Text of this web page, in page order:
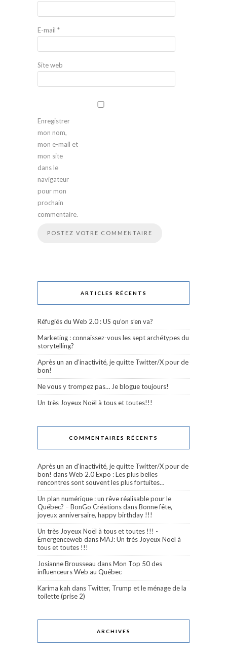
E-mail *
Site web
Enregistrer
mon nom,
mon e-mail et
mon site
dans le
navigateur
pour mon
prochain
commentaire.
ARTICLES RÉCENTS
Réfugiés du Web 2.0 : US qu’on s’en va?
Marketing : connaissez-vous les sept archétypes du
storytelling?
Après un an d’inactivité, je quitte Twitter/X pour de
bon!
Ne vous y trompez pas… Je blogue toujours!
Un très Joyeux Noël à tous et toutes!!!
COMMENTAIRES RÉCENTS
Après un an d'inactivité, je quitte Twitter/X pour de
bon! dansWeb 2.0 Expo : Les plus belles
rencontres sont souvent les plus fortuites…
Un plan numérique : un rêve réalisable pour le
Québec? – BonGo CréationsdansBonne fête,
joyeux anniversaire, happy birthday !!!
Un très Joyeux Noël à tous et toutes !!! -
Émergenceweb dansMAJ: Un très Joyeux Noël à
tous et toutes !!!
Josianne Brousseau dansMon Top 50 des
influenceurs Web au Québec
Karima kah dans Twitter, Trump et le ménage de la
toilette (prise 2)
ARCHIVES